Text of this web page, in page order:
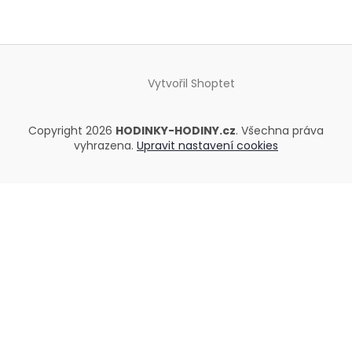
Vytvořil Shoptet
Copyright 2026 HODINKY-HODINY.cz. Všechna práva
vyhrazena. Upravit nastavení cookies